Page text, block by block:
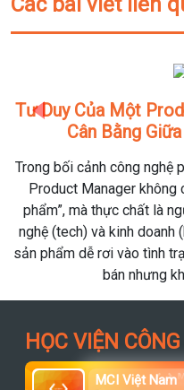
Tư Duy Của Một
Cân Bằng
Trong bối cảnh công nghệ
Product Manager không
phẩm”, mà thực chất là
nghệ (tech) và kinh doanh
sản phẩm dễ rơi vào tình
bán nhưng
Previous
HỌC VIỆN
MCI Việt Nam